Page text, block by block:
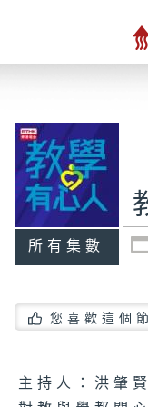
所有集數
您喜歡這個
主持人：洪肇